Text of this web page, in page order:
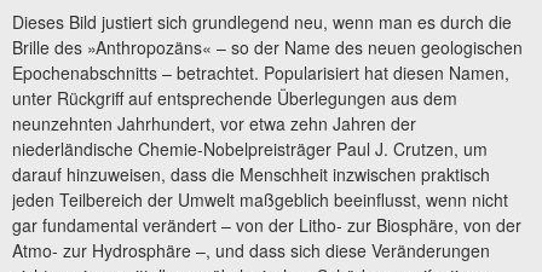
Dieses Bild justiert sich grundlegend neu, wenn man es durch die
Brille des »Anthropozäns« – so der Name des neuen geologischen
Epochenabschnitts – betrachtet. Popularisiert hat diesen Namen,
unter Rückgriff auf entsprechende Überlegungen aus dem
neunzehnten Jahrhundert, vor etwa zehn Jahren der
niederländische Chemie-Nobelpreisträger Paul J. Crutzen, um
darauf hinzuweisen, dass die Menschheit inzwischen praktisch
jeden Teilbereich der Umwelt maßgeblich beeinflusst, wenn nicht
gar fundamental verändert – von der Litho- zur Biosphäre, von der
Atmo- zur Hydrosphäre –, und dass sich diese Veränderungen